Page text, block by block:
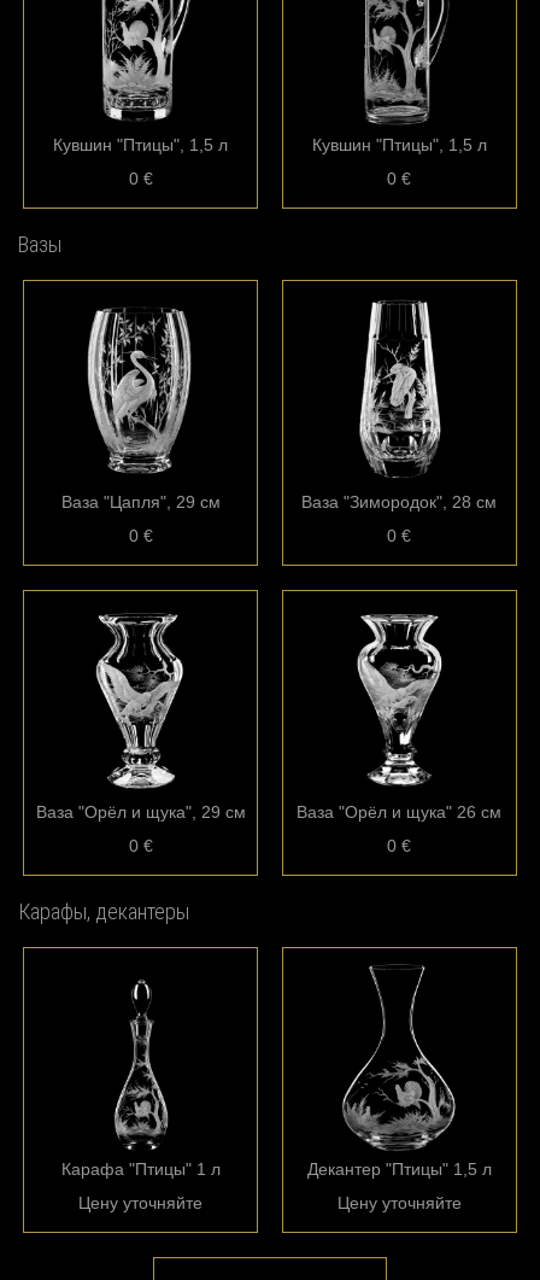
Кувшин "Птицы", 1,5 л
0 €
Кувшин "Птицы", 1,5 л
0 €
Вазы
Ваза "Цапля", 29 см
0 €
Ваза "Зимородок", 28 см
0 €
Ваза "Орёл и щука", 29 см
0 €
Ваза "Орёл и щука" 26 см
0 €
Карафы, декантеры
Карафа "Птицы" 1 л
Цену уточняйте
Декантер "Птицы" 1,5 л
Цену уточняйте